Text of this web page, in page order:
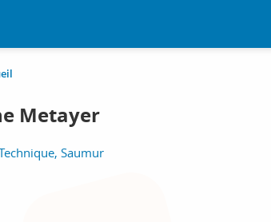
Metayer
Saumur